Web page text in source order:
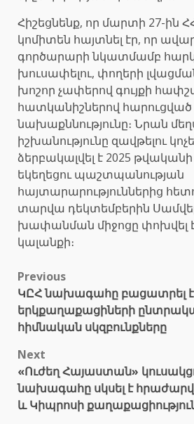
Հիշեցնենք, որ մարտի 27-ին
կոմիտեն հայտնել էր, որ
գործարարի նկատմամբ
խուսափելու, փողերի
խոշոր չափերով գույքի
հատկանիշներով
նախաքննությունը։ Նրան
իշխանությունը զավթելու
ձերբակալվել է 2025 թվականի
եկեղեցու պաշտպանության
հայտարարություններից
տարվա դեկտեմբերին
խափանման միջոցը փոխվել
կալանքի։
Post
navigation
Previous
ԿԸՀ նախագահը բացատրել է
երկքաղաքացիների
հիմնական սկզբունքները
Next
«Ուժեղ Հայաստան»
նախագահը սկսել է
և Կիպրոսի